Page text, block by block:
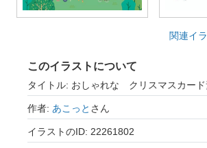
関連イ
このイラストについて
タイトル: おしゃれな クリスマスカー
作者: あこっと さん
イラストのID: 22261802